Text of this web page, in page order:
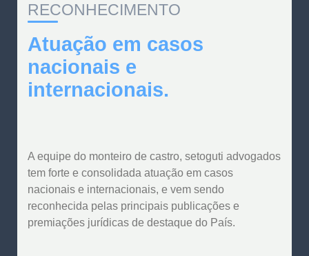
RECONHECIMENTO
Atuação em casos
nacionais e
internacionais.
A equipe do monteiro de castro, setoguti advogados
tem forte e consolidada atuação em casos
nacionais e internacionais, e vem sendo
reconhecida pelas principais publicações e
premiações jurídicas de destaque do País.